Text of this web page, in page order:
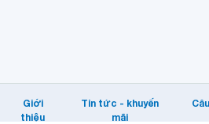
Giới
thiệu
Tin tức - khuyến
mãi